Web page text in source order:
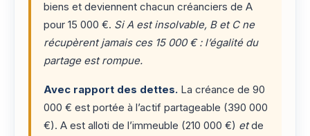
biens et deviennent chacun créanciers de A
pour 15 000 €. Si A est insolvable, B et C ne
récupèrent jamais ces 15 000 € : l’égalité du
partage est rompue.
Avec rapport des dettes. La créance de 90
000 € est portée à l’actif partageable (390 000
€). A est alloti de l’immeuble (210 000 €) etde